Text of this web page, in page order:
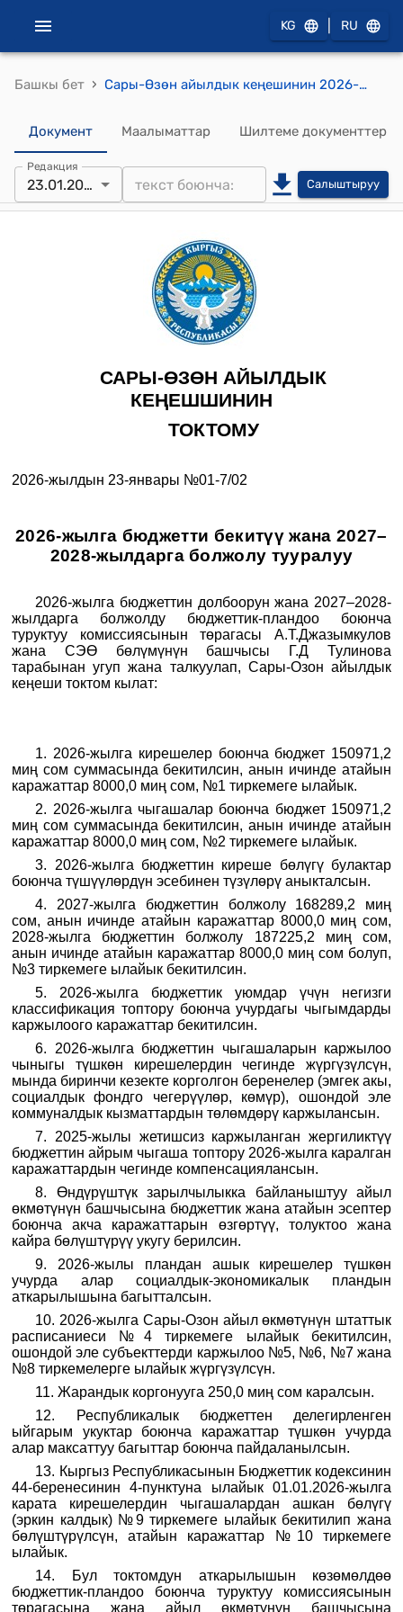
KG RU
Башкы бет › Сары-Өзөн айылдык кеңешинин 2026-жылдын 23-январы №01-7/02 "2026-жылга бюджетти бекитүү жана 2027–2028-жылдарга болжолу тууралуу" токтому
Документ Маалыматтар Шилтеме документтер
Редакция
23.01.2026 Салыштыруу